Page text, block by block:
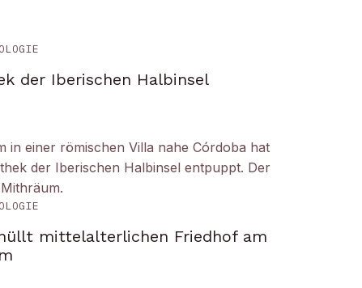
der Iberischen Halbinsel
in einer römischen Villa nahe Córdoba hat
der Iberischen Halbinsel entpuppt. Der
mittelalterlichen Friedhof am